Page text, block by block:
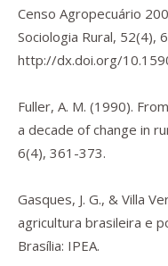
Censo Agropecuário
Sociologia Rural, 52(4),
http://dx.doi.org/
Fuller, A. M. (1990).
a decade of change in
6(4), 361-373.
Gasques, J. G., & Villa
agricultura brasileira e
Brasília: IPEA.